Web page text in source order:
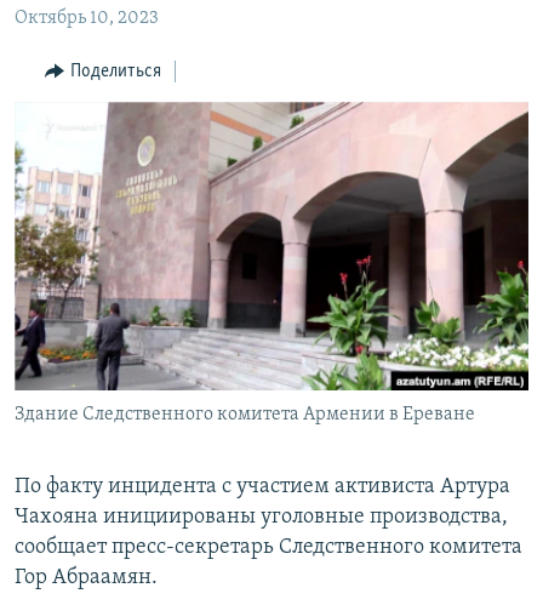
Перейти
поиску
РЕГИОН
НАГОРНЫЙ КАРАБАХ
КУЛЬТУРА
СПОРТ
АРХИВ
Հայերեն
English
Русский
Все сайты Радио Азатутюн
Октябрь 10, 2023
Поделиться
Здание Следственного комитета Армении в Ереване
По факту инцидента с участием активиста Артура
Чахояна инициированы уголовные производства,
сообщает пресс-секретарь Следственного комитета
Гор Абраамян.